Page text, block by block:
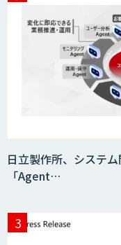
日立製作所、システ
「Agent…